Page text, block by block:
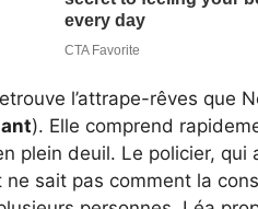
l’attrape-rêves que
). Elle comprend
plein deuil. Le policier, qui
ne sait pas comment la